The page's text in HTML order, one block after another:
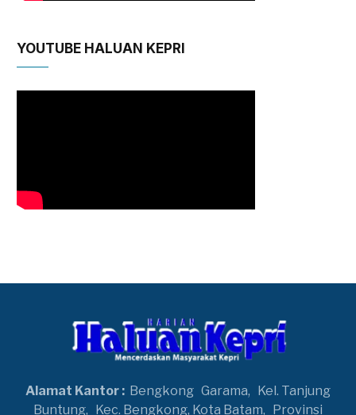
YOUTUBE HALUAN KEPRI
Alamat Kantor : Bengkong Garama,
Kel. Tanjung
Buntung,
Kec. Bengkong, Kota Batam, Provinsi